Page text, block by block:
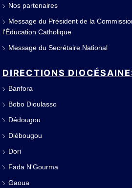
Nos partenaires
Message du Président de la
l'Éducation Catholique
Message du Secrétaire National
DIRECTIONS
Banfora
Bobo Dioulasso
Dédougou
Diébougou
Dori
Fada N'Gourma
Gaoua